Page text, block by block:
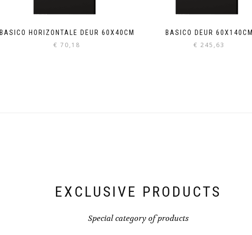
BASICO HORIZONTALE DEUR 60X40CM
€ 70,18
BASICO DEUR 60X140CM
€ 245,63
EXCLUSIVE PRODUCTS
Special category of products